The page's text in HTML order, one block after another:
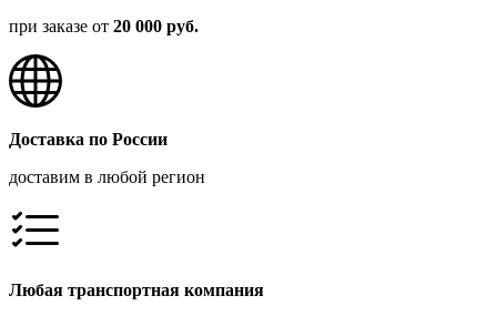
при заказе от 20 000 руб.
Доставка по России
доставим в любой регион
Любая транспортная компания